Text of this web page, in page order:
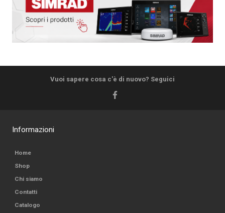
Vuoi sapere cosa c'è di nuovo? Seguici
Informazioni
Home
Shop
Chi siamo
Contatti
Catalogo